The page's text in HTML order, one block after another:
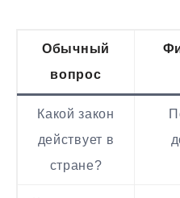
Обычный
вопрос
Какой закон
действует в
стране?